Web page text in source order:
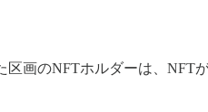
画のNFTホルダーは、